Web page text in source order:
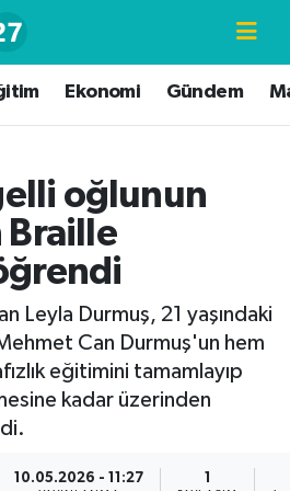
Ekonomi Gündem
oğlunun
Leyla Durmuş, 21 yaşındaki
Can Durmuş'un hem
eğitimini tamamlayıp
kadar üzerinden
10.05.2026 - 11:27
ve Fikstür